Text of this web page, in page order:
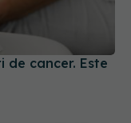
cancer. Este